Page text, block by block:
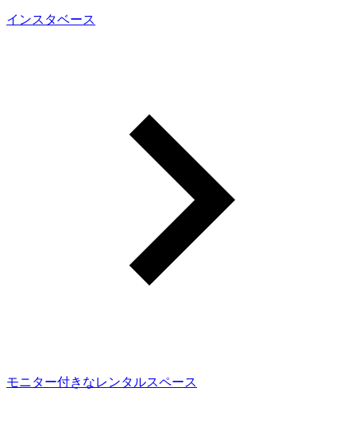
インスタベース
モニター付きなレンタルスペース